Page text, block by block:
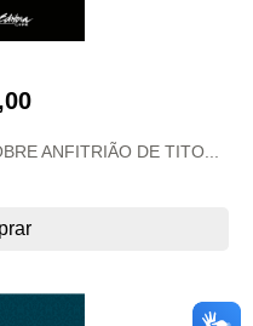
ANFITRIÃO DE TITO...